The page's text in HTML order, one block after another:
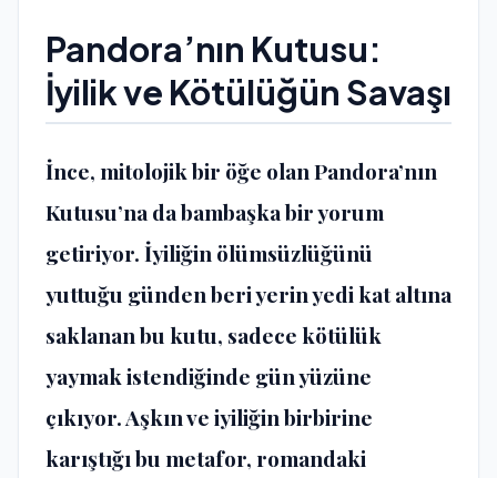
​Pandora’nın Kutusu:
İyilik ve Kötülüğün Savaşı
​İnce, mitolojik bir öğe olanPandora’nın
Kutusu’na da bambaşka bir yorum
getiriyor. İyiliğin ölümsüzlüğünü
yuttuğu günden beri yerin yedi kat altına
saklanan bu kutu, sadece kötülük
yaymak istendiğinde gün yüzüne
çıkıyor. Aşkın ve iyiliğin birbirine
karıştığı bu metafor, romandaki